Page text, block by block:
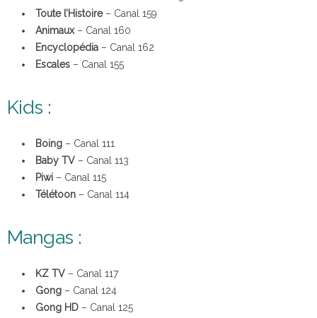
Toute l’Histoire– Canal 159
Animaux– Canal 160
Encyclopédia – Canal 162
Escales – Canal 155
Kids :
Boing – Canal 111
Baby TV – Canal 113
Piwi – Canal 115
Télétoon – Canal 114
Mangas :
KZ TV – Canal 117
Gong – Canal 124
Gong HD – Canal 125